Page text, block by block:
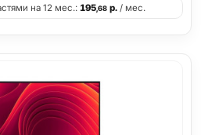
на 12 мес.: 195,68 р. / мес.